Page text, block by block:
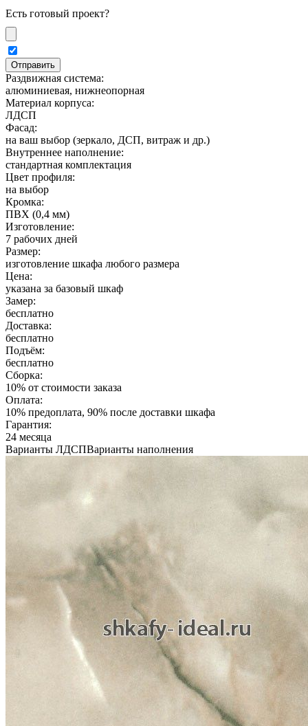
Есть готовый проект?
Раздвижная система:
алюминиевая, нижнеопорная
Материал корпуса:
ЛДСП
Фасад:
на ваш выбор (зеркало, ДСП, витраж и др.)
Внутреннее наполнение:
стандартная комплектация
Цвет профиля:
на выбор
Кромка:
ПВХ (0,4 мм)
Изготовление:
7 рабочих дней
Размер:
изготовление шкафа любого размера
Цена:
указана за базовый шкаф
Замер:
бесплатно
Доставка:
бесплатно
Подъём:
бесплатно
Сборка:
10% от стоимости заказа
Оплата:
10% предоплата, 90% после доставки шкафа
Гарантия:
24 месяца
Варианты ЛДСПВарианты наполнения